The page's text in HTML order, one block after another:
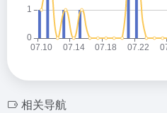
相关导航